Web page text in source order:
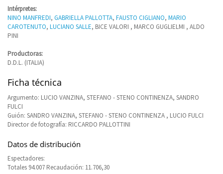
Intérpretes:
NINO MANFREDI, GABRIELLA PALLOTTA, FAUSTO CIGLIANO, MARIO
CAROTENUTO, LUCIANO SALLE, BICE VALORI , MARCO GUGLIELMI , ALDO
PINI
Productoras:
D.D.L. (ITALIA)
Ficha técnica
Argumento: LUCIO VANZINA, STEFANO - STENO CONTINENZA, SANDRO
FULCI
Guión: SANDRO VANZINA, STEFANO - STENO CONTINENZA , LUCIO FULCI
Director de fotografía: RICCARDO PALLOTTINI
Datos de distribución
Espectadores:
Totales 94.007 Recaudación: 11.706,30